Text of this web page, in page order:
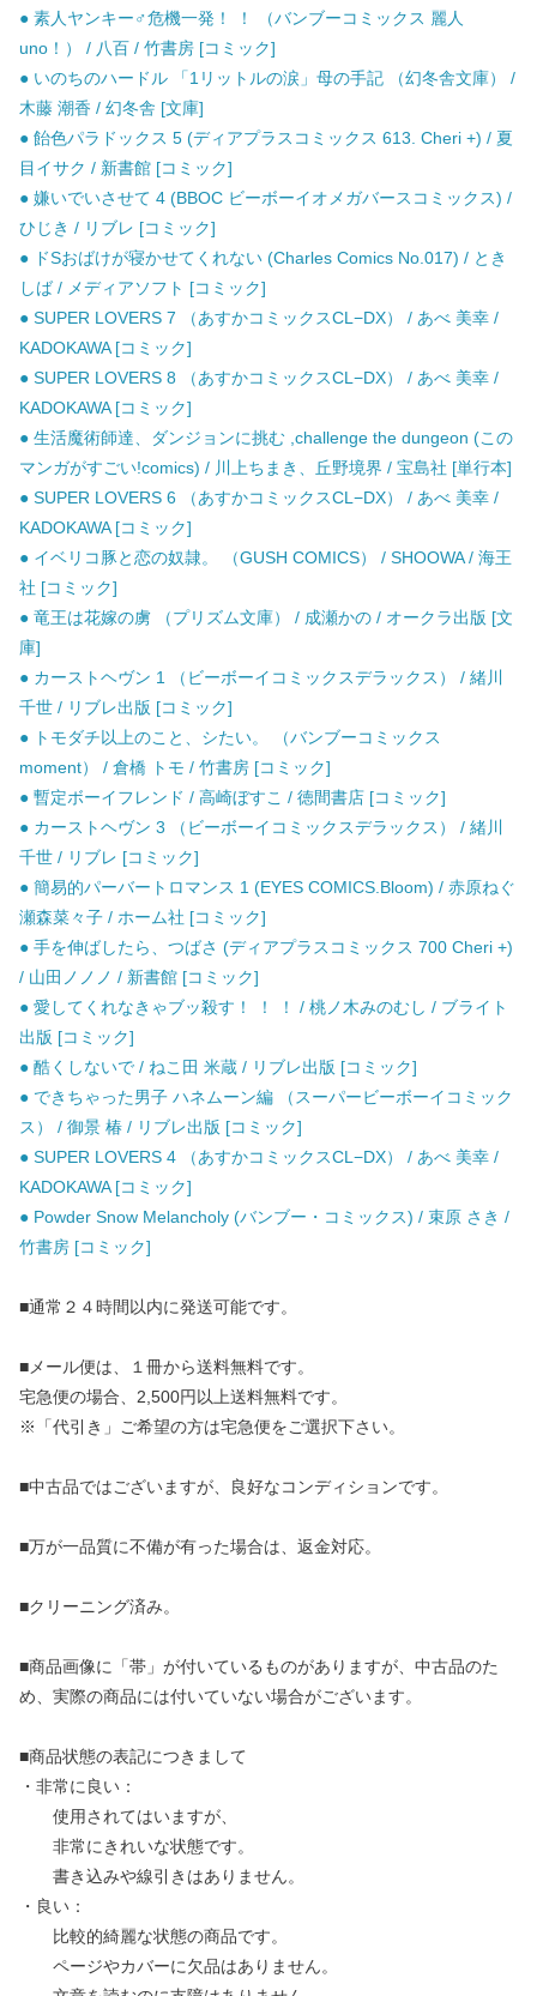
● 素人ヤンキー♂危機一発！ ！ （バンブーコミックス 麗人
uno！） / 八百 / 竹書房 [コミック]
● いのちのハードル 「1リットルの涙」母の手記 （幻冬舎文庫） /
木藤 潮香 / 幻冬舎 [文庫]
● 飴色パラドックス 5 (ディアプラスコミックス 613. Cheri +) / 夏
目イサク / 新書館 [コミック]
● 嫌いでいさせて 4 (BBOC ビーボーイオメガバースコミックス) /
ひじき / リブレ [コミック]
● ドSおばけが寝かせてくれない (Charles Comics No.017) / とき
しば / メディアソフト [コミック]
● SUPER LOVERS 7 （あすかコミックスCL−DX） / あべ 美幸 /
KADOKAWA [コミック]
● SUPER LOVERS 8 （あすかコミックスCL−DX） / あべ 美幸 /
KADOKAWA [コミック]
● 生活魔術師達、ダンジョンに挑む ,challenge the dungeon (この
マンガがすごい!comics) / 川上ちまき、丘野境界 / 宝島社 [単行本]
● SUPER LOVERS 6 （あすかコミックスCL−DX） / あべ 美幸 /
KADOKAWA [コミック]
● イベリコ豚と恋の奴隷。 （GUSH COMICS） / SHOOWA / 海王
社 [コミック]
● 竜王は花嫁の虜 （プリズム文庫） / 成瀬かの / オークラ出版 [文
庫]
● カーストヘヴン 1 （ビーボーイコミックスデラックス） / 緒川
千世 / リブレ出版 [コミック]
● トモダチ以上のこと、シたい。 （バンブーコミックス
moment） / 倉橋 トモ / 竹書房 [コミック]
● 暫定ボーイフレンド / 高崎ぼすこ / 徳間書店 [コミック]
● カーストヘヴン 3 （ビーボーイコミックスデラックス） / 緒川
千世 / リブレ [コミック]
● 簡易的パーバートロマンス 1 (EYES COMICS.Bloom) / 赤原ねぐ
瀬森菜々子 / ホーム社 [コミック]
● 手を伸ばしたら、つばさ (ディアプラスコミックス 700 Cheri +)
/ 山田ノノノ / 新書館 [コミック]
● 愛してくれなきゃブッ殺す！ ！ ！ / 桃ノ木みのむし / ブライト
出版 [コミック]
● 酷くしないで / ねこ田 米蔵 / リブレ出版 [コミック]
● できちゃった男子 ハネムーン編 （スーパービーボーイコミック
ス） / 御景 椿 / リブレ出版 [コミック]
● SUPER LOVERS 4 （あすかコミックスCL−DX） / あべ 美幸 /
KADOKAWA [コミック]
● Powder Snow Melancholy (バンブー・コミックス) / 束原 さき /
竹書房 [コミック]
■通常２４時間以内に発送可能です。
■メール便は、１冊から送料無料です。
宅急便の場合、2,500円以上送料無料です。
※「代引き」ご希望の方は宅急便をご選択下さい。
■中古品ではございますが、良好なコンディションです。
■万が一品質に不備が有った場合は、返金対応。
■クリーニング済み。
■商品画像に「帯」が付いているものがありますが、中古品のた
め、実際の商品には付いていない場合がございます。
■商品状態の表記につきまして
・非常に良い：
使用されてはいますが、
非常にきれいな状態です。
書き込みや線引きはありません。
・良い：
比較的綺麗な状態の商品です。
ページやカバーに欠品はありません。